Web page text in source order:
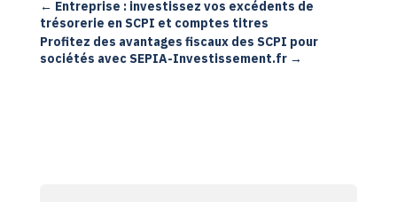
← Entreprise : investissez vos excédents de
trésorerie en SCPI et comptes titres
Profitez des avantages fiscaux des SCPI pour
sociétés avec SEPIA-Investissement.fr→